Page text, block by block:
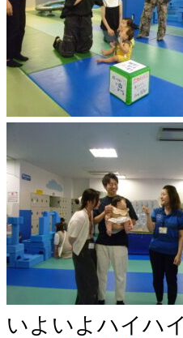
いよいよハイハ